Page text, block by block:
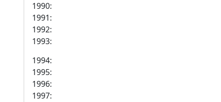
1990:
1991:
1992:
1993:
1994:
1995:
1996:
1997: